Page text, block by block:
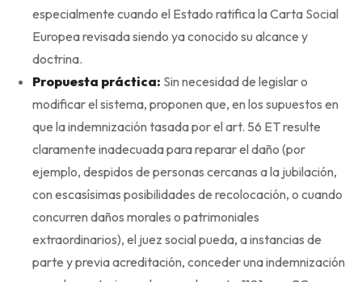
especialmente cuando el Estado ratifica la Carta Social
Europea revisada siendo ya conocido su alcance y
doctrina.
Propuesta práctica: Sin necesidad de legislar o
modificar el sistema, proponen que, en los supuestos en
que la indemnización tasada por el art. 56 ET resulte
claramente inadecuada para reparar el daño (por
ejemplo, despidos de personas cercanas a la jubilación,
con escasísimas posibilidades de recolocación, o cuando
concurren daños morales o patrimoniales
extraordinarios), el juez social pueda, a instancias de
parte y previa acreditación, conceder una indemnización